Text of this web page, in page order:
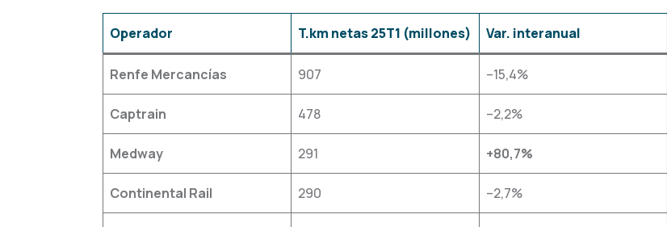
Operador T.km netas 25T1 (millones) Var. interanual
Renfe Mercancías 907 –15,4%
Captrain 478 –2,2%
Medway 291 +80,7%
Continental Rail 290 –2,7%